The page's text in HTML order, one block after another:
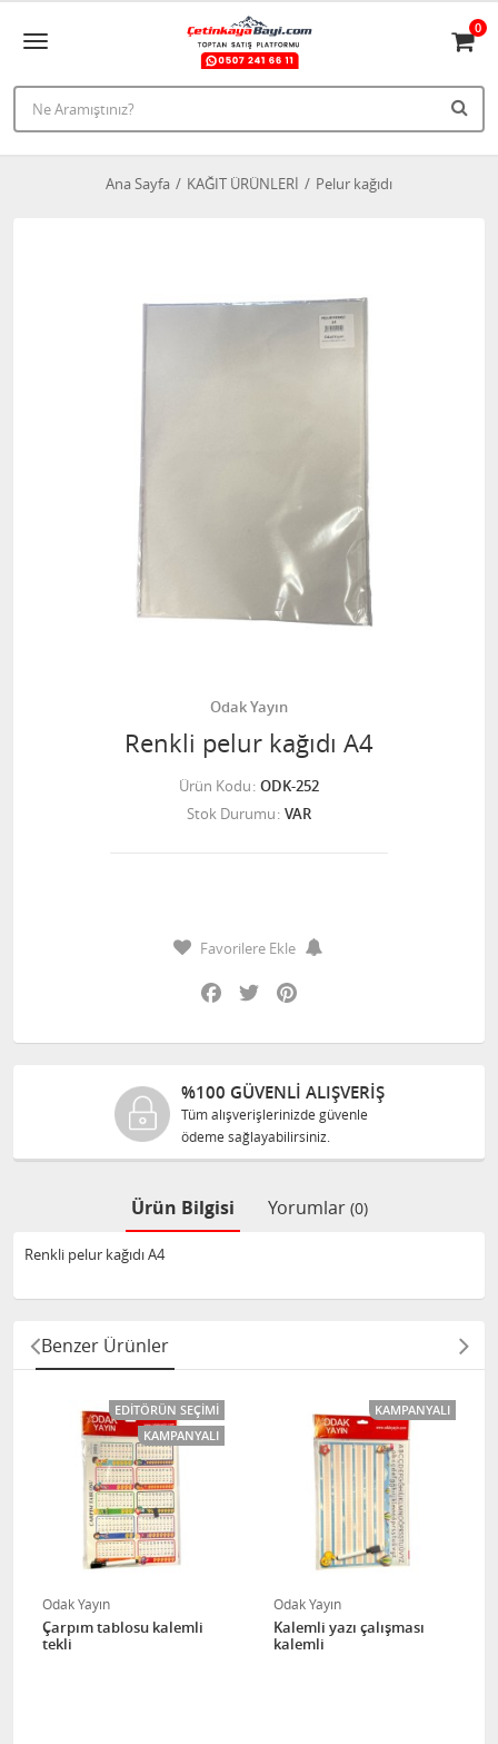
0
Ana Sayfa KAĞIT ÜRÜNLERİ Pelur kağıdı
Odak Yayın
Renkli pelur kağıdı A4
Ürün Kodu ODK-252
Stok Durumu VAR
Favorilere Ekle
Facebook
Twitter
ALIŞVERİŞ
güvenle
Ürün Bilgisi Yorumlar (0)
Renkli pelur kağıdı A4
Benzer Ürünler
EDITÖRÜN SEÇIMI
KAMPANYALI
Odak Yayın
Çarpım tablosu kalemli
tekli
KAMPANYALI
Odak Yayın
Kalemli yazı çalışması
kalemli